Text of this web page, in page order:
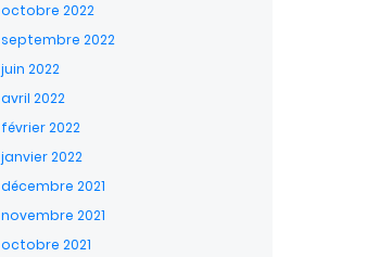
octobre 2022
septembre 2022
juin 2022
avril 2022
février 2022
janvier 2022
décembre 2021
novembre 2021
octobre 2021